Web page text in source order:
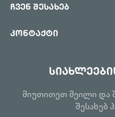
ჩვენ შესახებ
კონტაქტი
მიუთითეთ მეილი და
შესახებ